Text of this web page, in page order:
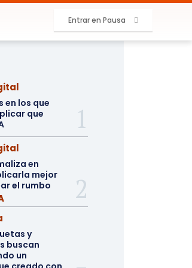
Entrar en Pausa
en los que
que
en
mejor
el rumbo
y
buscan
un